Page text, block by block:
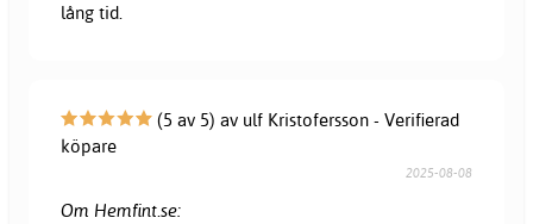
lång tid.
(5 av 5) av ulf Kristofersson - Verifierad
köpare
2025-08-08
Om Hemfint.se: